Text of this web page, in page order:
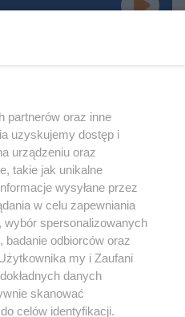
nie może być powielany i
w jakikolwiek sposób (w
na jakimkolwiek polu
z umieszczaniem w Internecie
Jakiekolwiek użycie lub
w części z naruszeniem prawa, tzn.
pod groźbą kary i może być ścigane
partnerów oraz inne
uzyskujemy dostęp i
urządzeniu oraz
takie jak unikalne
wysyłane przez
w celu zapewniania
spersonalizowanych
odbiorców oraz
my i Zaufani
danych
skanować
celów identyfikacji.